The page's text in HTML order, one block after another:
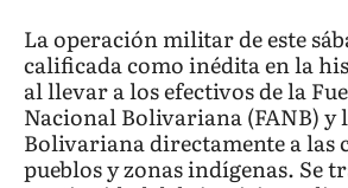
La operación militar de este
calificada como inédita en la
al llevar a los efectivos de la
Nacional Bolivariana (FANB)
Bolivariana directamente a las
pueblos y zonas indígenas. Se